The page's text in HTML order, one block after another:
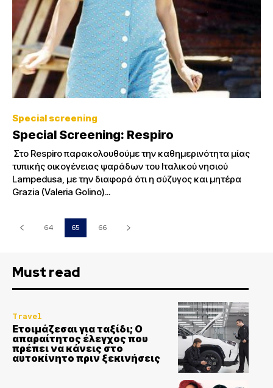
Special screening
Special Screening: Respiro
Στο Respiro παρακολουθούμε την καθημερινότητα μίας
τυπικής οικογένειας ψαράδων του Ιταλικού νησιού
Lampedusa, με την διαφορά ότι η σύζυγος και μητέρα
Grazia (Valeria Golino)...
64 65 66
Must read
Travel
Ετοιμάζεσαι για ταξίδι; Ο
απαραίτητος έλεγχος που
πρέπει να κάνεις στο
αυτοκίνητο πριν ξεκινήσεις